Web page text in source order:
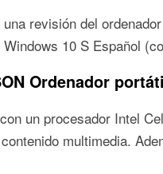
revisión del
10 S Español
Ordenador
un procesador Intel
multimedia.